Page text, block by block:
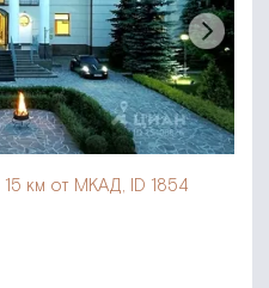
15 км от МКАД, ID 1854